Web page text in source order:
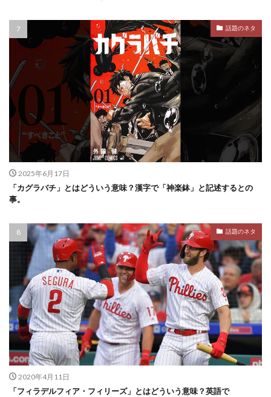
話題のネタ
2025年6月17日
「カグラバチ」とはどういう意味？漢字で「神楽鉢」と記述するとの
事。
話題のネタ
2020年4月11日
「フィラデルフィア・フィリーズ」とはどういう意味？英語で